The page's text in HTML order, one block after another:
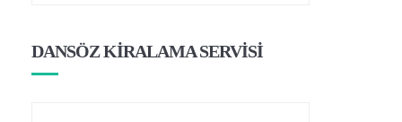
DANSÖZ KİRALAMA SERVİSİ